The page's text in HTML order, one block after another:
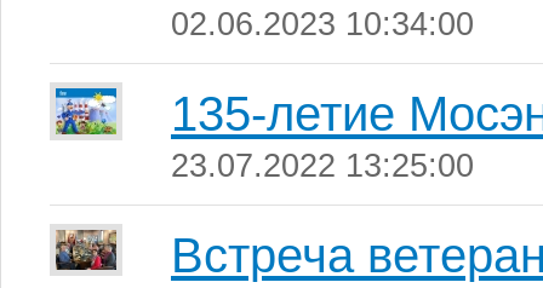
02.06.2023 10:34:00
135-летие
23.07.2022 13:25:00
Встреча